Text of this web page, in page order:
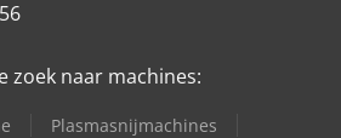
zoek naar machines:
Plasmasnijmachines